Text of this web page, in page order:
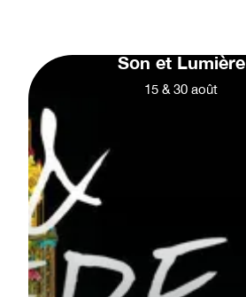
Son et Lumière
15 & 30 août